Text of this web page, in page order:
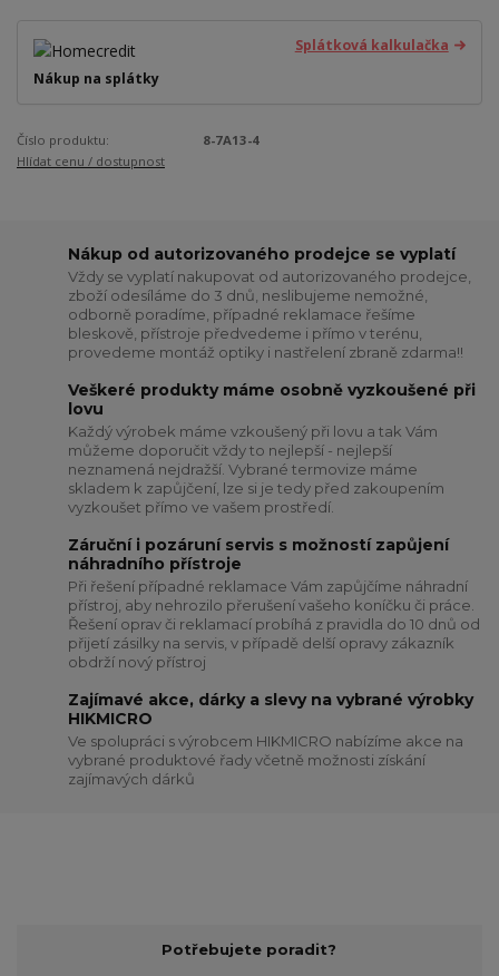
Splátková kalkulačka
Nákup na splátky
Číslo produktu:
8-7A13-4
Hlídat cenu / dostupnost
Nákup od autorizovaného prodejce se vyplatí
Vždy se vyplatí nakupovat od autorizovaného prodejce,
zboží odesíláme do 3 dnů, neslibujeme nemožné,
odborně poradíme, případné reklamace řešíme
bleskově, přístroje předvedeme i přímo v terénu,
provedeme montáž optiky i nastřelení zbraně zdarma!!
Veškeré produkty máme osobně vyzkoušené při
lovu
Každý výrobek máme vzkoušený při lovu a tak Vám
můžeme doporučit vždy to nejlepší - nejlepší
neznamená nejdražší. Vybrané termovize máme
skladem k zapůjčení, lze si je tedy před zakoupením
vyzkoušet přímo ve vašem prostředí.
Záruční i pozáruní servis s možností zapůjení
náhradního přístroje
Při řešení případné reklamace Vám zapůjčíme náhradní
přístroj, aby nehrozilo přerušení vašeho koníčku či práce.
Řešení oprav či reklamací probíhá z pravidla do 10 dnů od
přijetí zásilky na servis, v případě delší opravy zákazník
obdrží nový přístroj
Zajímavé akce, dárky a slevy na vybrané výrobky
HIKMICRO
Ve spolupráci s výrobcem HIKMICRO nabízíme akce na
vybrané produktové řady včetně možnosti získání
zajímavých dárků
Potřebujete poradit?